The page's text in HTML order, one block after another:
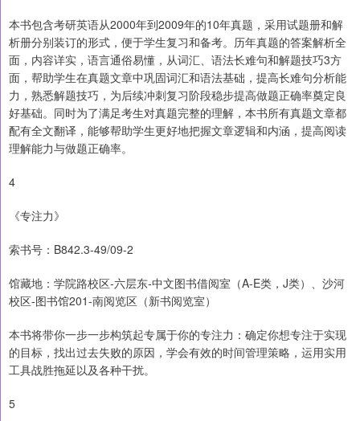
本书包含考研英语从2000年到2009年的10年真题，采用试题册和解
析册分别装订的形式，便于学生复习和备考。历年真题的答案解析全
面，内容详实，语言通俗易懂，从词汇、语法长难句和解题技巧3方
面，帮助学生在真题文章中巩固词汇和语法基础，提高长难句分析能
力，熟悉解题技巧，为后续冲刺复习阶段稳步提高做题正确率奠定良
好基础。同时为了满足考生对真题完整的理解，本书所有真题文章都
配有全文翻译，能够帮助学生更好地把握文章逻辑和内涵，提高阅读
理解能力与做题正确率。
4
《专注力》
索书号：B842.3-49/09-2
馆藏地：学院路校区-六层东-中文图书借阅室（A-E类，J类）、沙河
校区-图书馆201-南阅览区（新书阅览室）
本书将带你一步一步构筑起专属于你的专注力：确定你想专注于实现
的目标，找出过去失败的原因，学会有效的时间管理策略，运用实用
工具战胜拖延以及各种干扰。
5